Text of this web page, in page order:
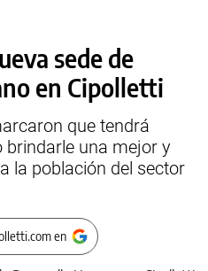
sede de
en Cipolletti
que tendrá
una mejor y
la población del sector
en